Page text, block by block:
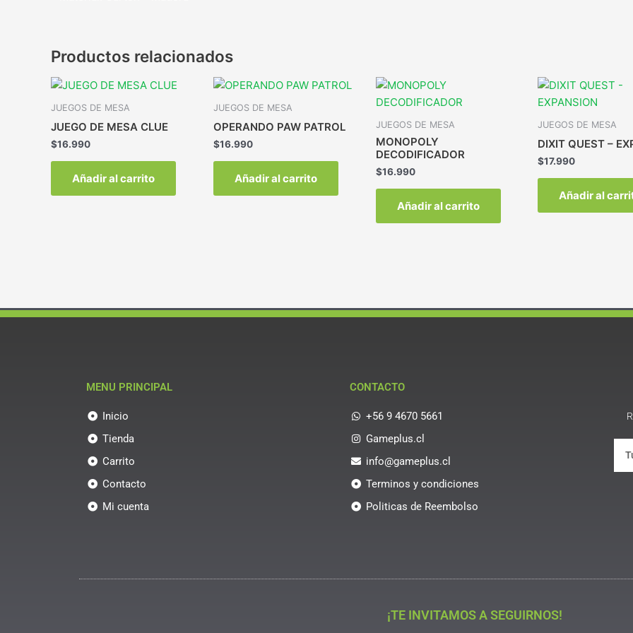
Productos relacionados
JUEGOS DE MESA
JUEGO DE MESA CLUE
$16.990
Añadir al carrito
JUEGOS DE MESA
OPERANDO PAW PATROL
$16.990
Añadir al carrito
JUEGOS DE MESA
MONOPOLY
DECODIFICADOR
$16.990
Añadir al carrito
JUEGOS DE MESA
DIXIT QUEST –
$17.990
Añadir al
MENU PRINCIPAL
Inicio
Tienda
Carrito
Contacto
Mi cuenta
CONTACTO
+56 9 4670 5661
Gameplus.cl
info@gameplus.cl
Terminos y condiciones
Politicas de Reembolso
¡TE INVITAMOS A SEGUIRNOS!